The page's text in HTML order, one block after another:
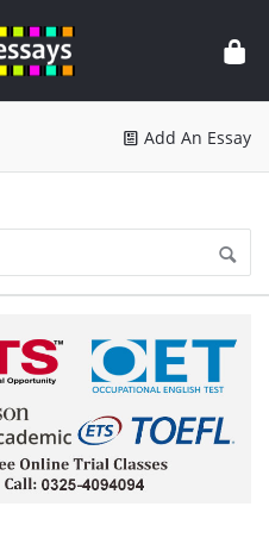
Add An Essay